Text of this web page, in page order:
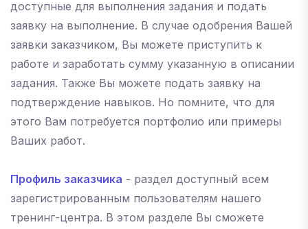
доступные для выполнения задания и подать
заявку на выполнение. В случае одобрения Вашей
заявки заказчиком, Вы можете приступить к
работе и заработать сумму указанную в описании
задания. Также Вы можете подать заявку на
подтверждение навыков. Но помните, что для
этого Вам потребуется портфолио или примеры
Ваших работ.
Профиль заказчика - раздел доступный всем
зарегистрированным пользователям нашего
тренинг-центра. В этом разделе Вы сможете